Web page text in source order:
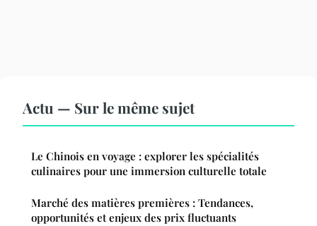
Actu — Sur le même sujet
Le Chinois en voyage : explorer les spécialités
culinaires pour une immersion culturelle totale
Marché des matières premières : Tendances,
opportunités et enjeux des prix fluctuants